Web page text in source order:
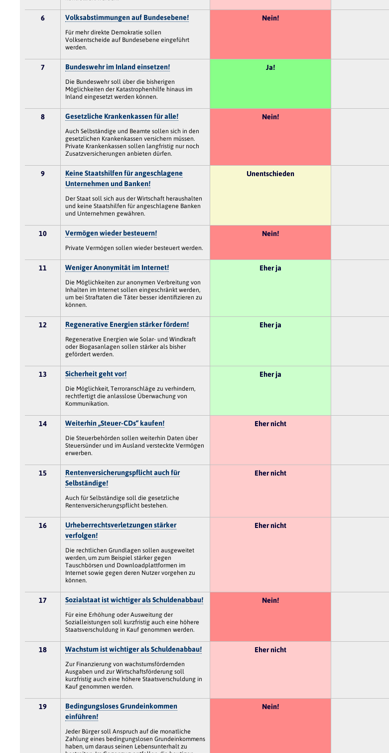
6 Volksabstimmungen auf Bundesebene!
Für mehr direkte Demokratie sollen
Volksentscheide auf Bundesebene eingeführt
werden.
Nein!
7 Bundeswehr im Inland einsetzen!
Die Bundeswehr soll über die bisherigen
Möglichkeiten der Katastrophenhilfe hinaus im
Inland eingesetzt werden können.
Ja!
8 Gesetzliche Krankenkassen für alle!
Auch Selbständige und Beamte sollen sich in den
gesetzlichen Krankenkassen versichern müssen.
Private Krankenkassen sollen langfristig nur noch
Zusatzversicherungen anbieten dürfen.
Nein!
9
Keine Staatshilfen für angeschlagene
Unternehmen und Banken!
Der Staat soll sich aus der Wirtschaft heraushalten
und keine Staatshilfen für angeschlagene Banken
und Unternehmen gewähren.
Unentschieden
10 Vermögen wieder besteuern!
Private Vermögen sollen wieder besteuert werden.
Nein!
11 Weniger Anonymität im Internet!
Die Möglichkeiten zur anonymen Verbreitung von
Inhalten im Internet sollen eingeschränkt werden,
um bei Straftaten die Täter besser identifizieren zu
können.
Eher ja
12 Regenerative Energien stärker fördern!
Regenerative Energien wie Solar- und Windkraft
oder Biogasanlagen sollen stärker als bisher
gefördert werden.
Eher ja
13 Sicherheit geht vor!
Die Möglichkeit, Terroranschläge zu verhindern,
rechtfertigt die anlasslose Überwachung von
Kommunikation.
Eher ja
14 Weiterhin „Steuer-CDs“ kaufen!
Die Steuerbehörden sollen weiterhin Daten über
Steuersünder und im Ausland versteckte Vermögen
erwerben.
Eher nicht
15
Rentenversicherungspflicht auch für
Selbständige!
Auch für Selbständige soll die gesetzliche
Rentenversicherungspflicht bestehen.
Eher nicht
16
Urheberrechtsverletzungen stärker
verfolgen!
Die rechtlichen Grundlagen sollen ausgeweitet
werden, um zum Beispiel stärker gegen
Tauschbörsen und Downloadplattformen im
Internet sowie gegen deren Nutzer vorgehen zu
können.
Eher nicht
17 Sozialstaat ist wichtiger als Schuldenabbau!
Für eine Erhöhung oder Ausweitung der
Sozialleistungen soll kurzfristig auch eine höhere
Staatsverschuldung in Kauf genommen werden.
Nein!
18 Wachstum ist wichtiger als Schuldenabbau!
Zur Finanzierung von wachstumsfördernden
Ausgaben und zur Wirtschaftsförderung soll
kurzfristig auch eine höhere Staatsverschuldung in
Kauf genommen werden.
Eher nicht
19
Bedingungsloses Grundeinkommen
einführen!
Jeder Bürger soll Anspruch auf die monatliche
Zahlung eines bedingungslosen Grundeinkommens
haben, um daraus seinen Lebensunterhalt zu
Nein!